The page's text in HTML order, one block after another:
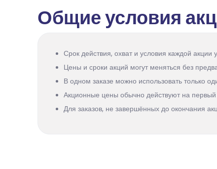
Общие условия
Срок действия, охват и условия каждой акции
Цены и сроки акций могут меняться без
В одном заказе можно использовать только
Акционные цены обычно действуют на
Для заказов, не завершённых до окончания